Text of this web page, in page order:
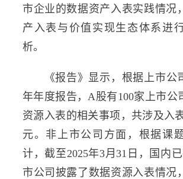
市企业的数据资产入表实践情况
产入表与价值实现生态体系进
析。
《报告》显示，根据上市公
年年度报告，A股有100家上市公
资源入表的相关事项，共涉及入
元。非上市公司方面，根据课
计，截至2025年3月31日，国内
市公司披露了数据资源入表情况